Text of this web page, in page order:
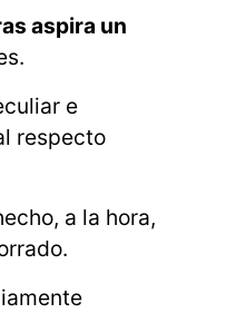
aspira un
e
respecto
a la hora,